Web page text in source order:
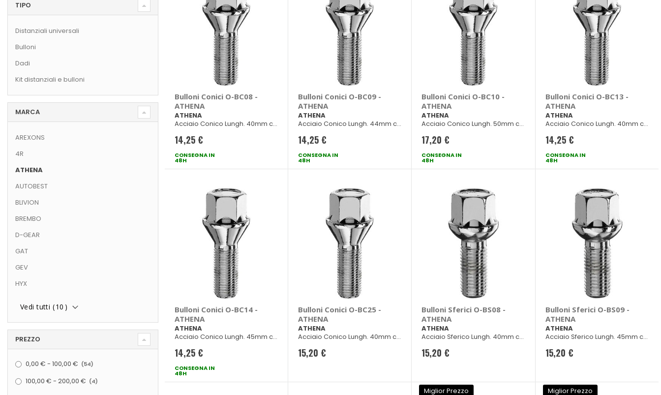
Bulloni Conici O-BC08 -
ATHENA
ATHENA
Acciaio Conico Lungh. 40mm ch
14,25 €
CONSEGNA IN
48H
Bulloni Conici O-BC09 -
ATHENA
ATHENA
Acciaio Conico Lungh. 44mm ch
14,25 €
CONSEGNA IN
48H
Bulloni Conici O-BC10 -
ATHENA
ATHENA
Acciaio Conico Lungh. 50mm ch
17,20 €
CONSEGNA IN
48H
Bulloni Conici O-BC13 -
ATHENA
ATHENA
Acciaio Conico Lungh. 40mm ch
14,25 €
CONSEGNA IN
48H
Bulloni Conici O-BC14 -
ATHENA
ATHENA
Acciaio Conico Lungh. 45mm ch
14,25 €
CONSEGNA IN
48H
Bulloni Conici O-BC25 -
ATHENA
ATHENA
Acciaio Conico Lungh. 40mm ch
15,20 €
Bulloni Sferici O-BS08 -
ATHENA
ATHENA
Acciaio Sferico Lungh. 40mm ch
15,20 €
Bulloni Sferici O-BS09 -
ATHENA
ATHENA
Acciaio Sferico Lungh. 45mm ch
15,20 €
Miglior Prezzo Miglior Prezzo
TIPO
Distanziali universali
Bulloni
Dadi
Kit distanziali e bulloni
MARCA
AREXONS
4R
ATHENA
AUTOBEST
BLIVION
BREMBO
D-GEAR
GAT
GEV
HYX
Vedi tutti (10 )
PREZZO
0,00 € - 100,00 € 54
100,00 € - 200,00 € 4